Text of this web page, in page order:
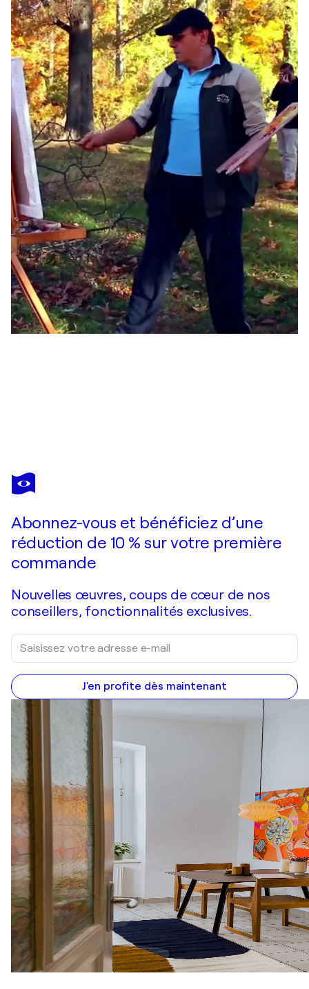
LEON DEVENICE
La Noblesse
Abonnez-vous et bénéficiez d’une
réduction de 10 % sur votre première
commande
Nouvelles œuvres, coups de cœur de nos
conseillers, fonctionnalités exclusives.
J'en profite dès maintenant